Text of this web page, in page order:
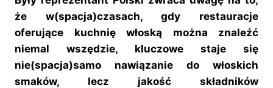
że w(spacja)czasach, gdy restauracje
oferujące kuchnię włoską można znaleźć
niemal wszędzie, kluczowe staje się
nie(spacja)samo nawiązanie do włoskich
smaków, lecz jakość składników